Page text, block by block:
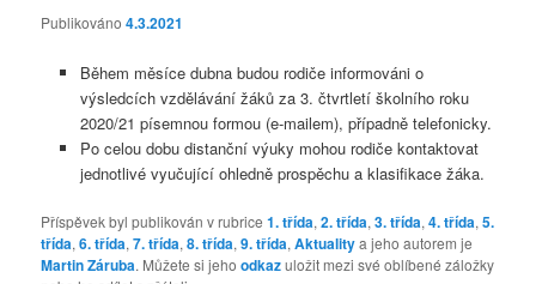
Publikováno4.3.2021
Během měsíce dubna budou rodiče informováni o
výsledcích vzdělávání žáků za 3. čtvrtletí školního roku
2020/21 písemnou formou (e-mailem), případně telefonicky.
Po celou dobu distanční výuky mohou rodiče kontaktovat
jednotlivé vyučující ohledně prospěchu a klasifikace žáka.
Příspěvek byl publikován v rubrice1. třída,2. třída,3. třída,4. třída,5.
třída,6. třída,7. třída,8. třída,9. třída,Aktualitya jeho autorem je
Martin Záruba. Můžete si jehoodkazuložit mezi své oblíbené záložky